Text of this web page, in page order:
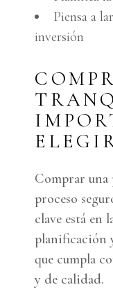
Piensa a
inversión
Comprar una
proceso
clave está en
planificación
que cumpla
y de calidad.